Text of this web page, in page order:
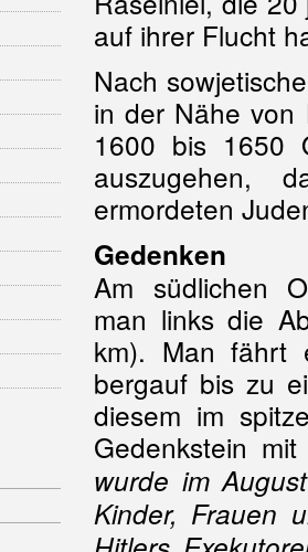
auf ihrer Flucht
Nach
in der Nähe von
1600 bis 1650
auszugehen,
ermordeten
Gedenken
Am südlichen
man links die
km). Man fährt
bergauf bis zu
diesem im
Gedenkstein
wurde im
Kinder, Frauen